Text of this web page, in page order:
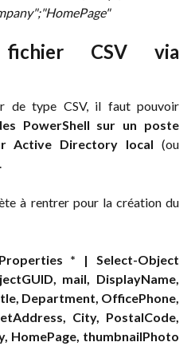
CSV via
de type CSV, il faut pouvoir
PowerShell sur un poste
Active Directory local (ou
à rentrer pour la création du
* | Select-Object
mail, DisplayName,
Department, OfficePhone,
City, PostalCode,
HomePage, thumbnailPhoto